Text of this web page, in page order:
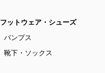
フットウェア・シューズ
パンプス
靴下・ソックス